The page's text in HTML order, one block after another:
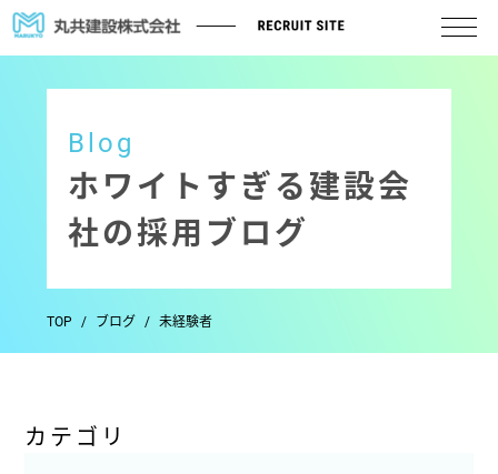
Blog
ホワイトすぎる建設会
社の採用ブログ
TOP ブログ 未経験者
カテゴリ